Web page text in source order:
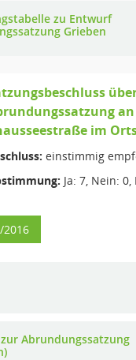
zu Entwurf
Grieben
im
einstimmig
Ja: 7, Nein:
2016
Abrundungssatzung